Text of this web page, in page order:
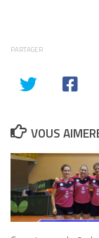
PARTAGER
VOUS